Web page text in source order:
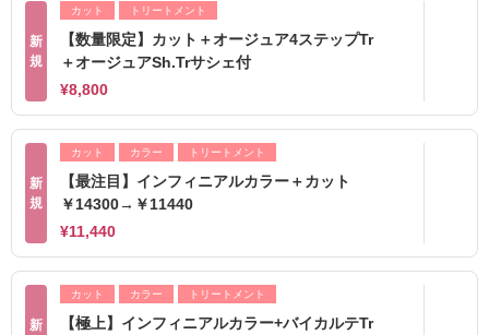
新
規
カット トリートメント
【数量限定】カット＋オージュア4ステップTr
＋オージュアSh.Trサシェ付
¥8,800
新
規
カット カラー トリートメント
【最注目】インフィニアルカラー＋カット
￥14300→￥11440
¥11,440
新
カット カラー トリートメント
【極上】インフィニアルカラー+バイカルテTr